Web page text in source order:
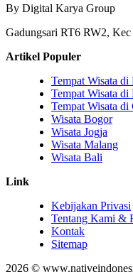
By Digital Karya Group
Gadungsari RT6 RW2,
Artikel Populer
Tempat Wisata di
Tempat Wisata di
Tempat Wisata di
Wisata Bogor
Wisata Jogja
Wisata Malang
Wisata Bali
Link
Kebijakan Privasi
Tentang Kami &
Kontak
Sitemap
2026 ©